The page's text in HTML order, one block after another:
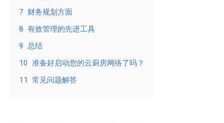
7 财务规划方面
8 有效管理的先进工具
9 总结
10 准备好启动您的云厨房网络了吗？
11
常见问题解答